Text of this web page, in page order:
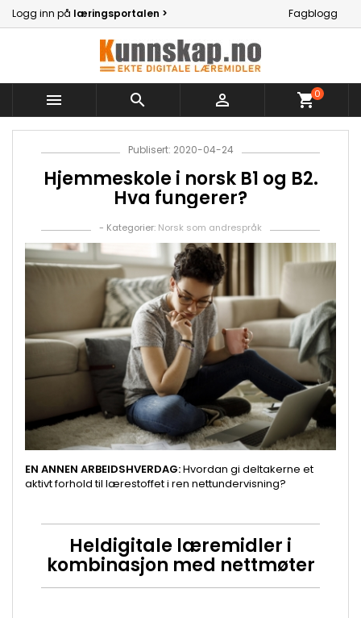
Logg inn på læringsportalen > Fagblogg
   shopping_cart0
Publisert: 2020-04-24
Hjemmeskole i norsk B1 og B2.
Hva fungerer?
- Kategorier: Norsk som andrespråk
EN ANNEN ARBEIDSHVERDAG:Hvordan gi deltakerne et
aktivt forhold til lærestoffet i ren nettundervisning?
Heldigitale læremidler i
kombinasjon med nettmøter